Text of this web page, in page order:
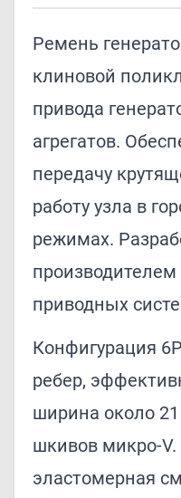
Ремень
клиновой
привода
агрегатов.
передачу
работу узла в
режимах.
производителем
приводных
Конфигурация
ребер,
ширина около
шкивов микро-V.
эластомерная